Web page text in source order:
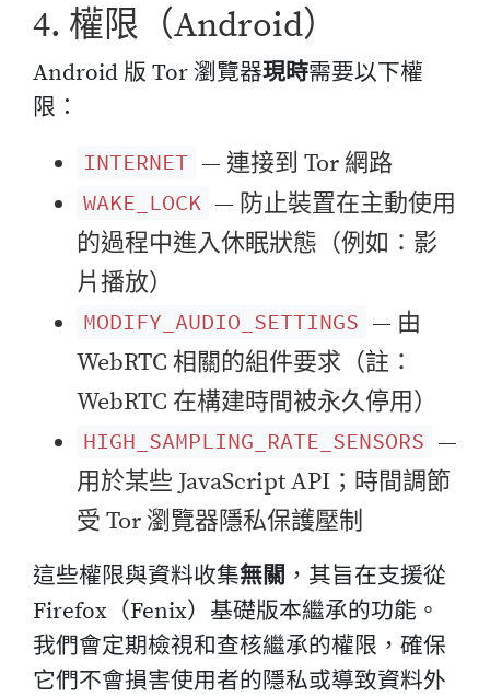
4. 權限（Android）
Android 版 Tor 瀏覽器現時需要以下權
限：
INTERNET — 連接到 Tor 網路
WAKE_LOCK — 防止裝置在主動使用
的過程中進入休眠狀態（例如：影
片播放）
MODIFY_AUDIO_SETTINGS — 由
WebRTC 相關的組件要求（註：
WebRTC 在構建時間被永久停用）
HIGH_SAMPLING_RATE_SENSORS —
用於某些 JavaScript API；時間調節
受 Tor 瀏覽器隱私保護壓制
這些權限與資料收集無關 ，其旨在支援從
Firefox（Fenix）基礎版本繼承的功能。
我們會定期檢視和查核繼承的權限，確保
它們不會損害使用者的隱私或導致資料外